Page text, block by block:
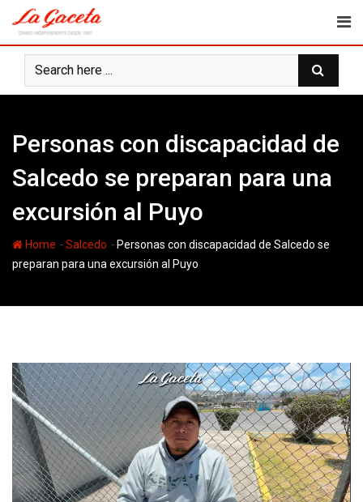
content
Personas con discapacidad de
Salcedo se preparan para una
excursión al Puyo
Home -Salcedo - Personas con discapacidad de Salcedo se
preparan para una excursión al Puyo